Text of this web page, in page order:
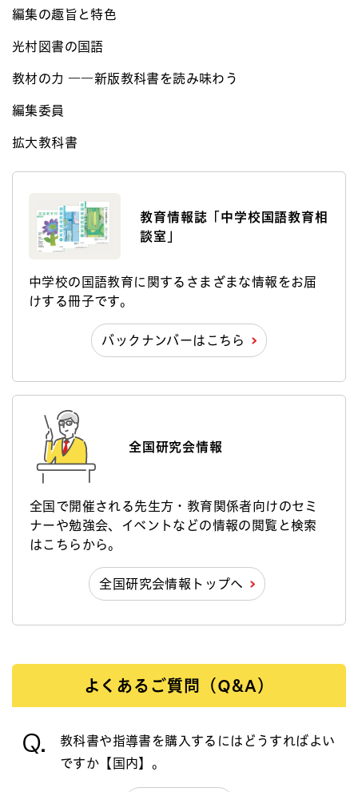
編集の趣旨と特色​
光村図書の国語
教材の力 ――新版教科書を読み味わう
編集委員​
拡大教科書
教育情報誌「中学校国語教育相
談室」
中学校の国語教育に関するさまざまな情報をお届
けする冊子です。
バックナンバーはこちら
全国研究会情報
全国で開催される先生方・教育関係者向けのセミ
ナーや勉強会、イベントなどの情報の閲覧と検索
はこちらから。
全国研究会情報トップへ
よくあるご質問（Q&A）
Q.
教科書や指導書を購入するにはどうすればよい
ですか【国内】。